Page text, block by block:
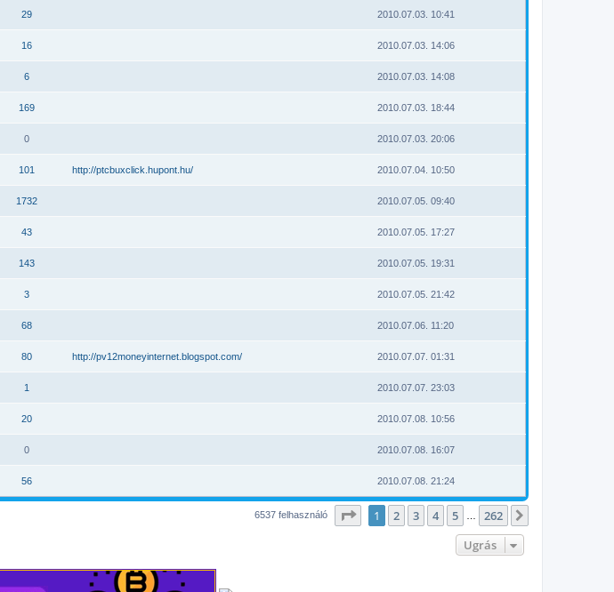
29 2010.07.03. 10:41
16 2010.07.03. 14:06
6 2010.07.03. 14:08
169 2010.07.03. 18:44
0 2010.07.03. 20:06
101 http://ptcbuxclick.hupont.hu/ 2010.07.04. 10:50
1732 2010.07.05. 09:40
43 2010.07.05. 17:27
143 2010.07.05. 19:31
3 2010.07.05. 21:42
68 2010.07.06. 11:20
80 http://pv12moneyinternet.blogspot.com/ 2010.07.07. 01:31
1 2010.07.07. 23:03
20 2010.07.08. 10:56
0 2010.07.08. 16:07
56 2010.07.08. 21:24
6537 felhasználó Oldal: 1 262
1 2 3 4 5 262
Ugrás